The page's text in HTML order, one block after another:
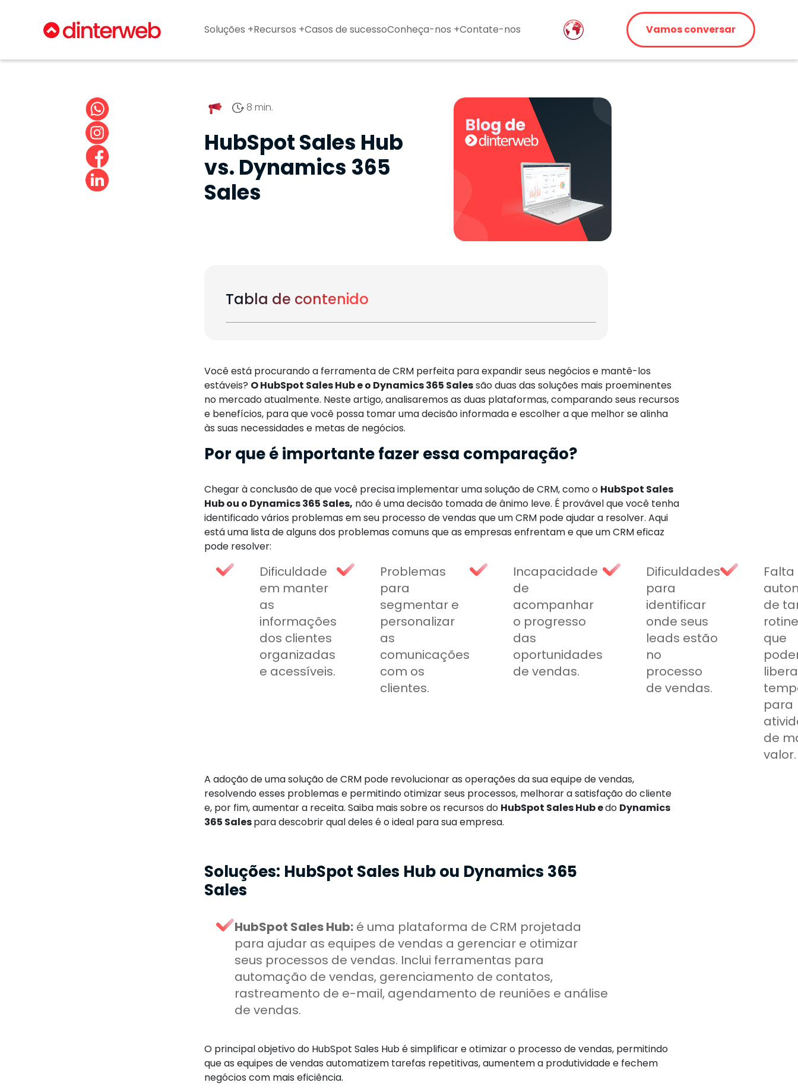
Soluções +Recursos +Casos de sucessoConheça-nos +Contate-nos Vamos conversar
8 min.
HubSpot Sales Hub
vs. Dynamics 365
Sales
Tabla de contenido
Você está procurando a ferramenta de CRM perfeita para expandir seus negócios e mantê-los
estáveis? O HubSpot Sales Hub e o Dynamics 365 Salessão duas das soluções mais proeminentes
no mercado atualmente. Neste artigo, analisaremos as duas plataformas, comparando seus recursos
e benefícios, para que você possa tomar uma decisão informada e escolher a que melhor se alinha
às suas necessidades e metas de negócios.
Por que é importante fazer essa comparação?
Chegar à conclusão de que você precisa implementar uma solução de CRM, como o HubSpot Sales
Hub ou o Dynamics 365 Sales, não é uma decisão tomada de ânimo leve. É provável que você tenha
identificado vários problemas em seu processo de vendas que um CRM pode ajudar a resolver. Aqui
está uma lista de alguns dos problemas comuns que as empresas enfrentam e que um CRM eficaz
pode resolver:
Dificuldade
em manter
as
informações
dos clientes
organizadas
e acessíveis.
Problemas
para
segmentar e
personalizar
as
comunicações
com os
clientes.
Incapacidade
de
acompanhar
o progresso
das
oportunidades
de vendas.
Dificuldades
para
identificar
onde seus
leads estão
no
processo
de vendas.
Falta
de
que
para
de
valor.
A adoção de uma solução de CRM pode revolucionar as operações da sua equipe de vendas,
resolvendo esses problemas e permitindo otimizar seus processos, melhorar a satisfação do cliente
e, por fim, aumentar a receita. Saiba mais sobre os recursos do HubSpot Sales Hub edo Dynamics
365 Salespara descobrir qual deles é o ideal para sua empresa.
Soluções: HubSpot Sales Hub ou Dynamics 365
Sales
HubSpot Sales Hub: é uma plataforma de CRM projetada
para ajudar as equipes de vendas a gerenciar e otimizar
seus processos de vendas. Inclui ferramentas para
automação de vendas, gerenciamento de contatos,
rastreamento de e-mail, agendamento de reuniões e análise
de vendas.
O principal objetivo do HubSpot Sales Hub é simplificar e otimizar o processo de vendas, permitindo
que as equipes de vendas automatizem tarefas repetitivas, aumentem a produtividade e fechem
negócios com mais eficiência.